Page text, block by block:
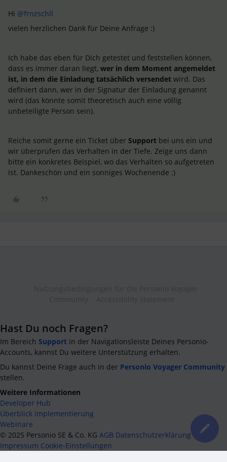
Hi ​ @frnzschll
vielen herzlichen Dank für Deine Anfrage :)
Ich habe das eben für Dich getestet und feststellen können,
dass es immer daran liegt, wer in dem Moment angemeldet
ist, in dem die Einladung tatsächlich versendet wird. Das
definiert dann, wer in der Signatur der Einladung genannt
wird (das könnte somit theoretisch auch eine völlig
unbeteiligte Person sein).
Reiche somit gerne ein Ticket über Support bei uns ein und
wir überprüfen das Verhalten in der Tiefe. Zeige uns dann
bitte ein konkretes Beispiel, wo das Verhalten so aufgetreten
ist. Dankeschön und ein sonniges Wochenende :)
Hast Du noch Fragen?
Im Bereich Support in der Navigationsleiste Deines Personio-
Accounts, kannst Du weitere Unterstützung erhalten.
Du kannst Deine Frage auch in der Personio Voyager Community
stellen.
Weitere Informationen
Developer Hub
Überblick Implementierung
Webinare
© 2025 Personio SE & Co. KG AGB Datenschutzerklärung
Impressum Cookie-Einstellungen